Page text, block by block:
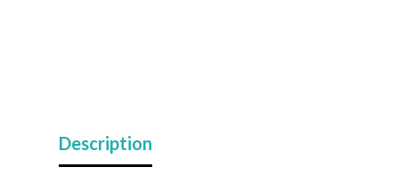
Description